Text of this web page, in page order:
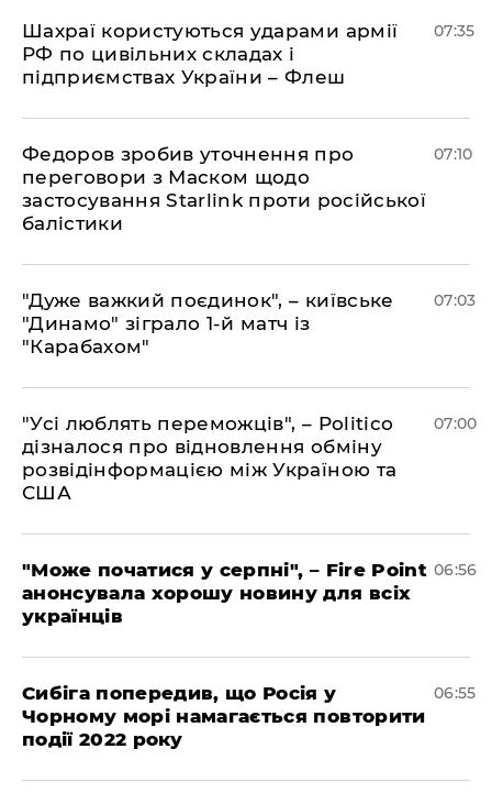
Шахраї користуються ударами армії
РФ по цивільних складах і
підприємствах України – Флеш
07:35
Федоров зробив уточнення про
переговори з Маском щодо
застосування Starlink проти російської
балістики
07:10
"Дуже важкий поєдинок", – київське
"Динамо" зіграло 1-й матч із
"Карабахом"
07:03
"Усі люблять переможців", – Politico
дізналося про відновлення обміну
розвідінформацією між Україною та
США
07:00
"Може початися у серпні", – Fire Point
анонсувала хорошу новину для всіх
українців
06:56
Сибіга попередив, що Росія у
Чорному морі намагається повторити
події 2022 року
06:55